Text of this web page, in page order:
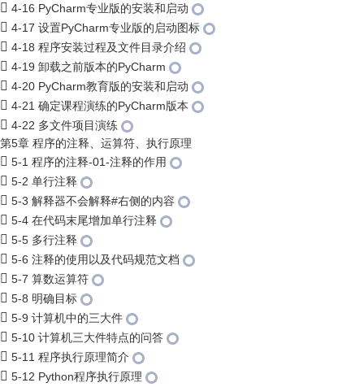
4-16 PyCharm专业版的安装和启动
4-17 设置PyCharm专业版的启动图标
4-18 程序安装过程及文件目录介绍
4-19 卸载之前版本的PyCharm
4-20 PyCharm教育版的安装和启动
4-21 确定课程演练的PyCharm版本
4-22 多文件项目演练
第5章 程序的注释、运算符、执行原理
5-1 程序的注释-01-注释的作用
5-2 单行注释
5-3 解释器不会解释#右侧的内容
5-4 在代码末尾增加单行注释
5-5 多行注释
5-6 注释的使用以及代码规范文档
5-7 算数运算符
5-8 明确目标
5-9 计算机中的三大件
5-10 计算机三大件特点的问答
5-11 程序执行原理简介
5-12 Python程序执行原理